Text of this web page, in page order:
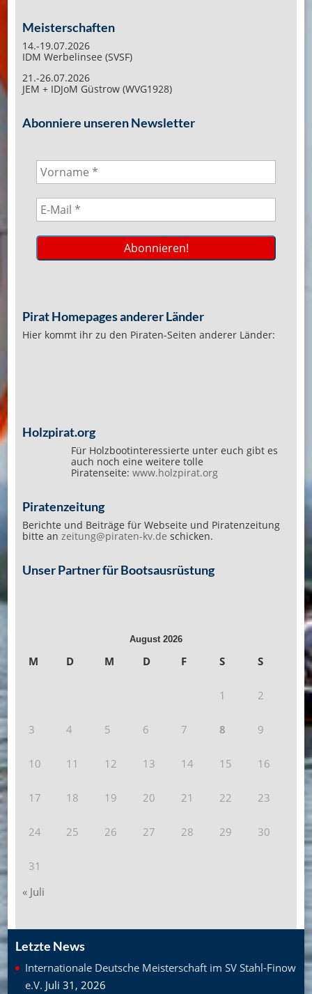
Meisterschaften
14.-19.07.2026
IDM Werbelinsee (SVSF)
21.-26.07.2026
JEM + IDJoM Güstrow (WVG1928)
Abonniere unseren Newsletter
Pirat Homepages anderer Länder
Hier kommt ihr zu den Piraten-Seiten anderer Länder:
Holzpirat.org
Für Holzbootinteressierte unter euch gibt es
auch noch eine weitere tolle
Piratenseite: www.holzpirat.org
Piratenzeitung
Berichte und Beiträge für Webseite und Piratenzeitung
bitte an zeitung@piraten-kv.de schicken.
Unser Partner für Bootsausrüstung
August 2026
M D M D F S S
1 2
3 4 5 6 7 8 9
10 11 12 13 14 15 16
17 18 19 20 21 22 23
24 25 26 27 28 29 30
31
« Juli
Letzte News
Internationale Deutsche Meisterschaft im SV Stahl-Finow
e.V. Juli 31, 2026